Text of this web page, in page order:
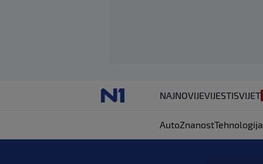
NAJNOVIJEVIJESTISVIJET
AutoZnanostTehnologija